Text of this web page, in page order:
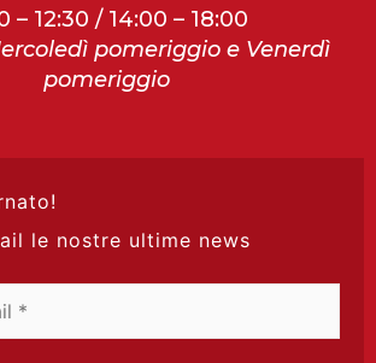
– 12:30 / 14:00 – 18:00
pomeriggio e Venerdì
pomeriggio
le nostre ultime news